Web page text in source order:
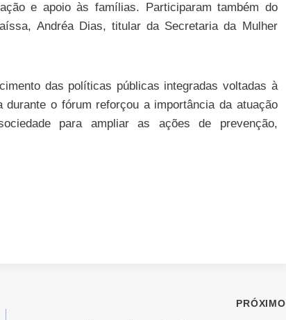
e apoio às famílias. Participaram também do
Andréa Dias, titular da Secretaria da Mulher
das políticas públicas integradas voltadas à
o fórum reforçou a importância da atuação
para ampliar as ações de prevenção,
PRÓXIMO